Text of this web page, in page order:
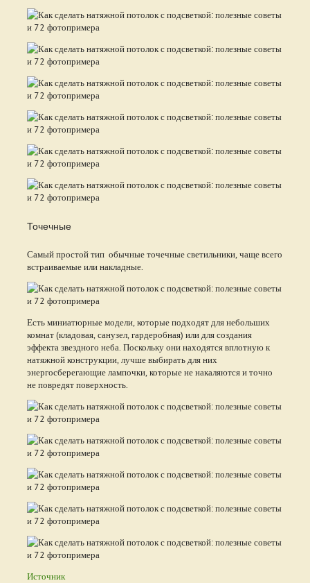
Точечные
Самый простой тип обычные точечные светильники, чаще всего
встраиваемые или накладные.
Есть миниатюрные модели, которые подходят для небольших
комнат (кладовая, санузел, гардеробная) или для создания
эффекта звездного неба. Поскольку они находятся вплотную к
натяжной конструкции, лучше выбирать для них
энергосберегающие лампочки, которые не накаляются и точно
не повредят поверхность.
Источник